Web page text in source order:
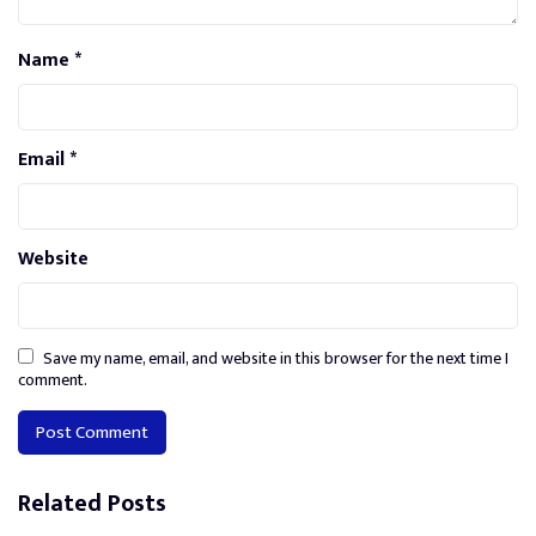
Name*
Email*
Website
Save my name, email, and website in this browser for the next time I
comment.
Alternative:
Related Posts